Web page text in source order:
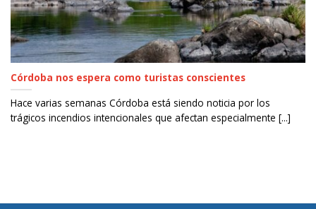
Córdoba nos espera como turistas conscientes
Hace varias semanas Córdoba está siendo noticia por los
trágicos incendios intencionales que afectan especialmente [...]